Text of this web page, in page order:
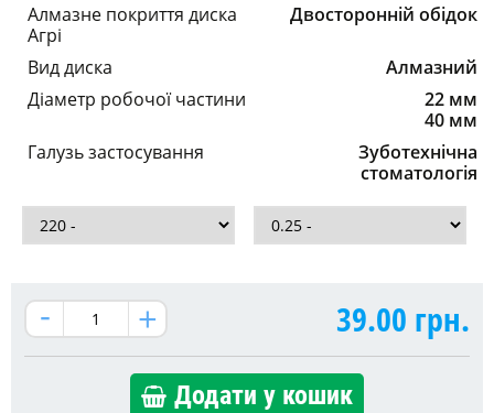
Алмазне покриття диска
Агрі
Двосторонній обідок
Вид диска
Алмазний
Діаметр робочої частини
22 мм
40 мм
Галузь застосування
Зуботехнічна
стоматологія
39.00 грн.
Додати у кошик